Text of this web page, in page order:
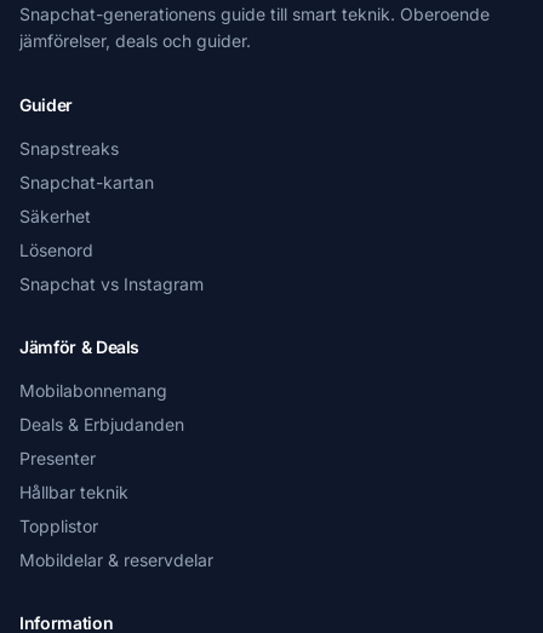
Snapchat-generationens guide till smart teknik. Oberoende
jämförelser, deals och guider.
Guider
Snapstreaks
Snapchat-kartan
Säkerhet
Lösenord
Snapchat vs Instagram
Jämför & Deals
Mobilabonnemang
Deals & Erbjudanden
Presenter
Hållbar teknik
Topplistor
Mobildelar & reservdelar
Information